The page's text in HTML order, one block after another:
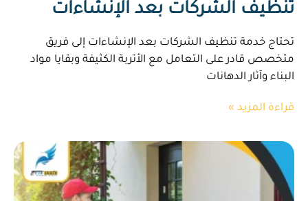
تنظيف الشركات بعد الإنشاءات
تحتاج خدمة تنظيف الشركات بعد الإنشاءات إلى فريق
متخصص قادر على التعامل مع الأتربة الكثيفة وبقايا مواد
البناء وآثار الدهانات
قراءة المزيد »